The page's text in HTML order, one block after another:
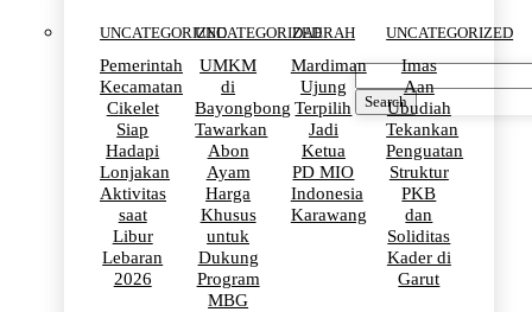
UNCATEGORIZED
Pemerintah
Kecamatan
Cikelet
Siap
Hadapi
Lonjakan
Aktivitas
saat
Libur
Lebaran
2026
UNCATEGORIZED
UMKM
di
Bayongbong
Tawarkan
Abon
Ayam
Harga
Khusus
untuk
Dukung
Program
MBG
DAERAH
Mardiman
Ujung
Terpilih
Jadi
Ketua
PD MIO
Indonesia
Karawang
UNCATEGORIZED
Imas
Aan
Ubudiah
Tekankan
Penguatan
Struktur
PKB
dan
Soliditas
Kader di
Garut
Search